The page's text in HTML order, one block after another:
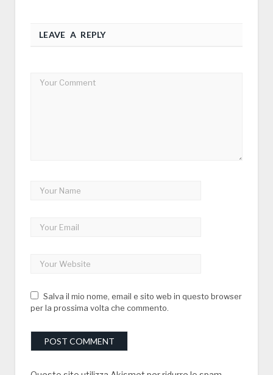
LEAVE A REPLY
Salva il mio nome, email e sito web in questo browser
per la prossima volta che commento.